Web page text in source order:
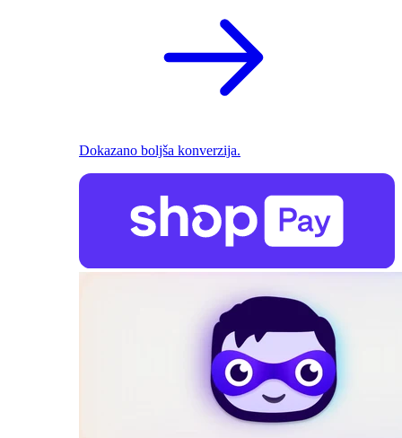
Dokazano boljša konverzija.